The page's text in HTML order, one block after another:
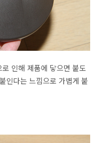
인해 제품에 닿으면 붙도
인다는 느낌으로 가볍게 붙